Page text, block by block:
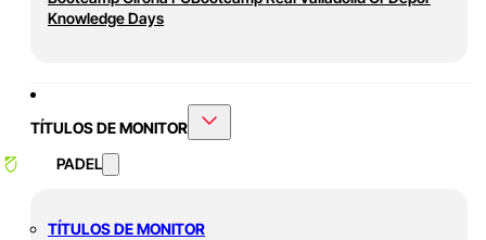
Knowledge Days
TÍTULOS DE MONITOR
PADEL
TÍTULOS DE MONITOR